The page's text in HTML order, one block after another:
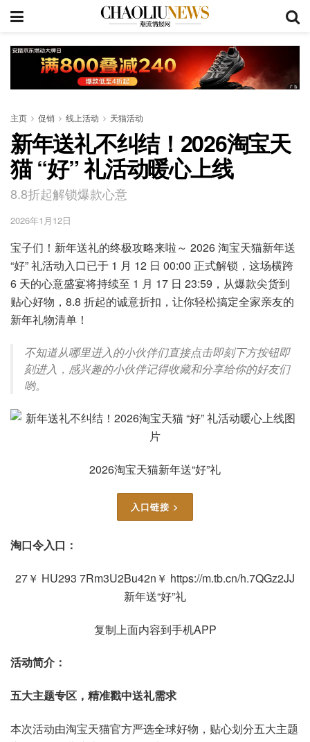
主页 促销 线上活动 天猫活动
新年送礼不纠结！2026淘宝天
猫 “好” 礼活动暖心上线
8.8折起解锁爆款心意
2026年1月12日
宝子们！新年送礼的终极攻略来啦～ 2026 淘宝天猫新年送
“好” 礼活动入口已于 1 月 12 日 00:00 正式解锁，这场横跨
6 天的心意盛宴将持续至 1 月 17 日 23:59，从爆款尖货到
贴心好物，8.8 折起的诚意折扣，让你轻松搞定全家亲友的
新年礼物清单！
不知道从哪里进入的小伙伴们直接点击即刻下方按钮即
刻进入，感兴趣的小伙伴记得收藏和分享给你的好友们
哟。
2026淘宝天猫新年送“好”礼
入口链接 >
淘口令入口：
27￥ HU293 7Rm3U2Bu42n￥ https://m.tb.cn/h.7QGz2JJ
新年送“好”礼
复制上面内容到手机APP
活动简介：
五大主题专区，精准戳中送礼需求
本次活动由淘宝天猫官方严选全球好物，贴心划分五大主题